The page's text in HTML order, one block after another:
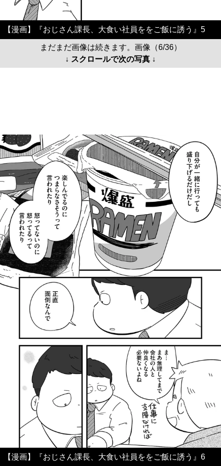
【漫画】『おじさん課長、大食い社員ををご飯に誘う』5
まだまだ画像は続きます。画像（6/36）
↓ スクロールで次の写真 ↓
【漫画】『おじさん課長、大食い社員ををご飯に誘う』6